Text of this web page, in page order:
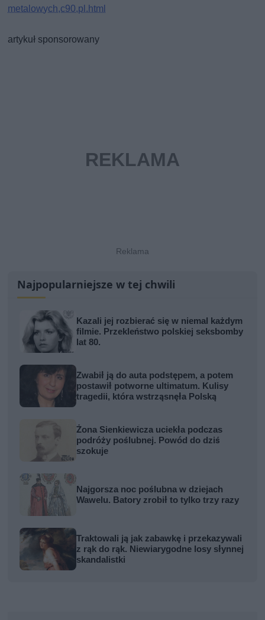
metalowych,c90,pl.html
artykuł sponsorowany
Najpopularniejsze w tej chwili
Kazali jej rozbierać się w niemal każdym
filmie. Przekleństwo polskiej seksbomby
lat 80.
Zwabił ją do auta podstępem, a potem
postawił potworne ultimatum. Kulisy
tragedii, która wstrząsnęła Polską
Żona Sienkiewicza uciekła podczas
podróży poślubnej. Powód do dziś
szokuje
Najgorsza noc poślubna w dziejach
Wawelu. Batory zrobił to tylko trzy razy
Traktowali ją jak zabawkę i przekazywali
z rąk do rąk. Niewiarygodne losy słynnej
skandalistki